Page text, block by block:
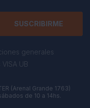
SUSCRIBIRME
generales
UB
(Arenal Grande 1763)
de 10 a 14hs.